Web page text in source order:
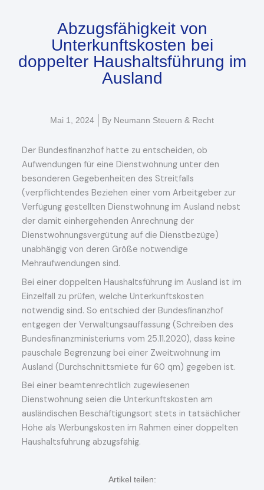
Abzugsfähigkeit von
Unterkunftskosten bei
doppelter Haushaltsführung im
Ausland
Mai 1, 2024 By Neumann Steuern & Recht
Der Bundesfinanzhof hatte zu entscheiden, ob
Aufwendungen für eine Dienstwohnung unter den
besonderen Gegebenheiten des Streitfalls
(verpflichtendes Beziehen einer vom Arbeitgeber zur
Verfügung gestellten Dienstwohnung im Ausland nebst
der damit einhergehenden Anrechnung der
Dienstwohnungsvergütung auf die Dienstbezüge)
unabhängig von deren Größe notwendige
Mehraufwendungen sind.
Bei einer doppelten Haushaltsführung im Ausland ist im
Einzelfall zu prüfen, welche Unterkunftskosten
notwendig sind. So entschied der Bundesfinanzhof
entgegen der Verwaltungsauffassung (Schreiben des
Bundesfinanzministeriums vom 25.11.2020), dass keine
pauschale Begrenzung bei einer Zweitwohnung im
Ausland (Durchschnittsmiete für 60 qm) gegeben ist.
Bei einer beamtenrechtlich zugewiesenen
Dienstwohnung seien die Unterkunftskosten am
ausländischen Beschäftigungsort stets in tatsächlicher
Höhe als Werbungskosten im Rahmen einer doppelten
Haushaltsführung abzugsfähig.
Artikel teilen: